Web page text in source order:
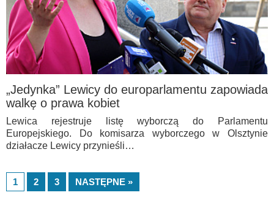
„Jedynka” Lewicy do europarlamentu zapowiada
walkę o prawa kobiet
Lewica rejestruje listę wyborczą do Parlamentu
Europejskiego. Do komisarza wyborczego w Olsztynie
działacze Lewicy przynieśli…
1 2 3 NASTĘPNE »